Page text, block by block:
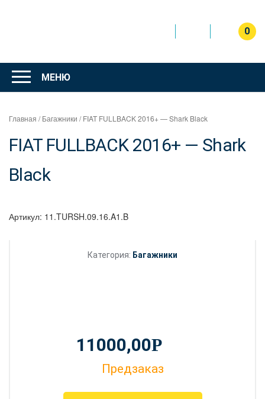
Интернет
магазин
"Can Auto"
0
МЕНЮ
Главная /Багажники / FIAT FULLBACK 2016+ — Shark Black
FIAT FULLBACK 2016+ — Shark
Black
Артикул: 11.TURSH.09.16.A1.B
Категория: Багажники
11000,00Р
Предзаказ